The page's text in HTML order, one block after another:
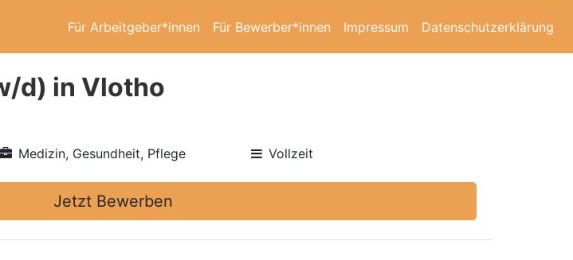
Für Arbeitgeber*innen Für Bewerber*innen Impressum Datenschutzerklärung
d) in Vlotho
Medizin, Gesundheit, Pflege Vollzeit
Jetzt Bewerben